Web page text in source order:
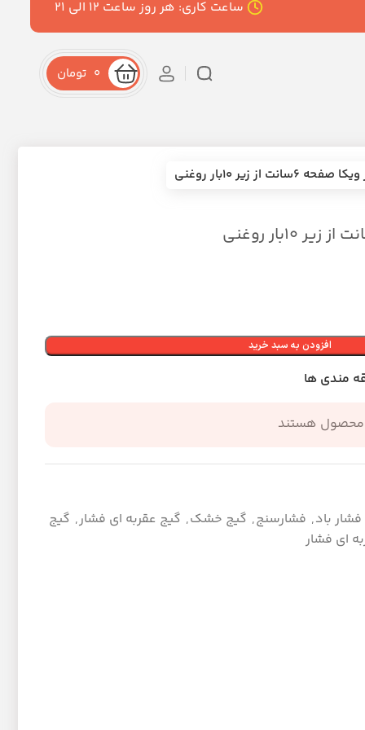
ساعت کاری: هر روز ساعت ۱۲ الی ۲۱
0 تومان
از زیر ۱۰بار روغنی
افزودن به سبد خرید
مندی ها
محصول هستند
فشار باد, فشارسنج, گیج خشک, گیج عقربه ای فشار, گیج
ای فشار